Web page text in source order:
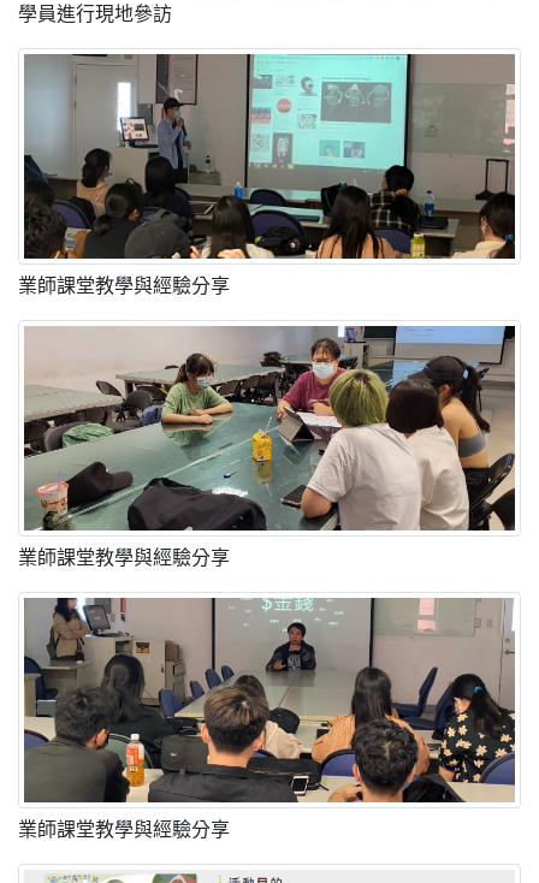
學員進行現地參訪
業師課堂教學與經驗分享
業師課堂教學與經驗分享
業師課堂教學與經驗分享